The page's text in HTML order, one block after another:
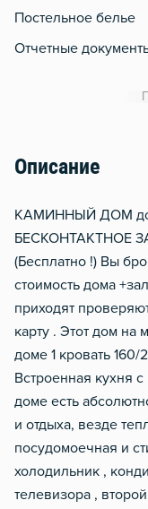
Постельное белье
Отчетные
Описание
КАМИННЫЙ ДОМ
БЕСКОНТАКТНОЕ
(Бесплатно !) Вы
стоимость дома
приходят
карту . Этот дом
доме 1 кровать
Встроенная кухня
доме есть
и отдыха, везде
посудомоечная и
холодильник ,
телевизора ,